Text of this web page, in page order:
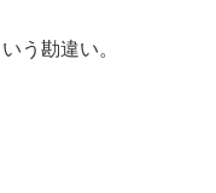
う勘違い。